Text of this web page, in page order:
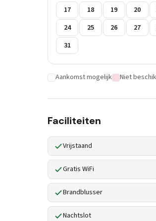
17
18 19 20
24
25 26 27
31
Aankomst mogelijk Niet
Faciliteiten
Vrijstaand
Gratis WiFi
Brandblusser
Nachtslot